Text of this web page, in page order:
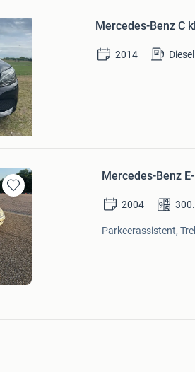
Favorieten
Mercedes-Benz C
2014 Diesel
Mercedes-Benz
2004
Parkeerassistent,